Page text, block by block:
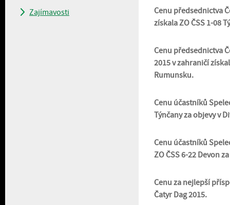
Zajímavosti
Cenu předsednictva
získala ZO ČSS 1-08
Cenu předsednictva
2015 v zahraničí
Rumunsku.
Cenu účastníků
Týnčany za objevy v
Cenu účastníků
ZO ČSS 6-22 Devon
Cenu za nejlepší
Čatyr Dag 2015.